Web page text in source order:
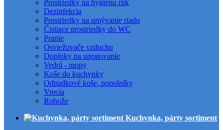
Prostriedky na hygienu rúk
Dezinfekcia
Prostriedky na umývanie riadu
Čistiace prostriedky do WC
Pranie
Osviežovače vzduchu
Doplnky na upratovanie
Vedrá - mopy
Koše do kuchynky
Odpadkové koše, popolníky
Vrecia
Rohože
Kuchynka, párty sortiment